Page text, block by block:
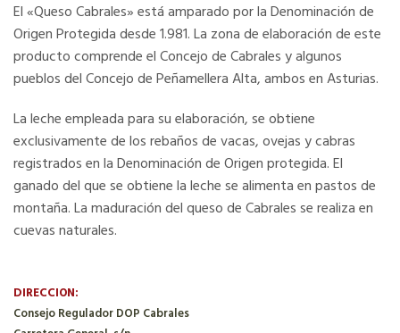
El «Queso Cabrales» está amparado por la Denominación de
Origen Protegida desde 1.981. La zona de elaboración de este
producto comprende el Concejo de Cabrales y algunos
pueblos del Concejo de Peñamellera Alta, ambos en Asturias.
La leche empleada para su elaboración, se obtiene
exclusivamente de los rebaños de vacas, ovejas y cabras
registrados en la Denominación de Origen protegida. El
ganado del que se obtiene la leche se alimenta en pastos de
montaña. La maduración del queso de Cabrales se realiza en
cuevas naturales.
DIRECCION:
Consejo Regulador DOP Cabrales